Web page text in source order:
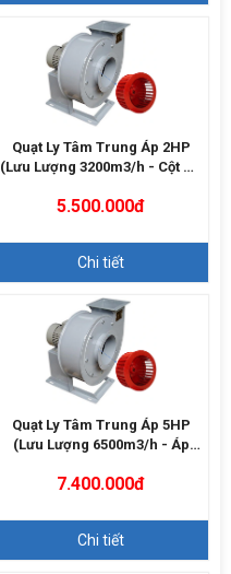
Quạt Ly Tâm Trung Áp 2HP
(Lưu Lượng 3200m3/h - Cột Áp
5.500.000đ
Chi tiết
Quạt Ly Tâm Trung Áp 5HP
(Lưu Lượng 6500m3/h - Áp
7.400.000đ
Chi tiết